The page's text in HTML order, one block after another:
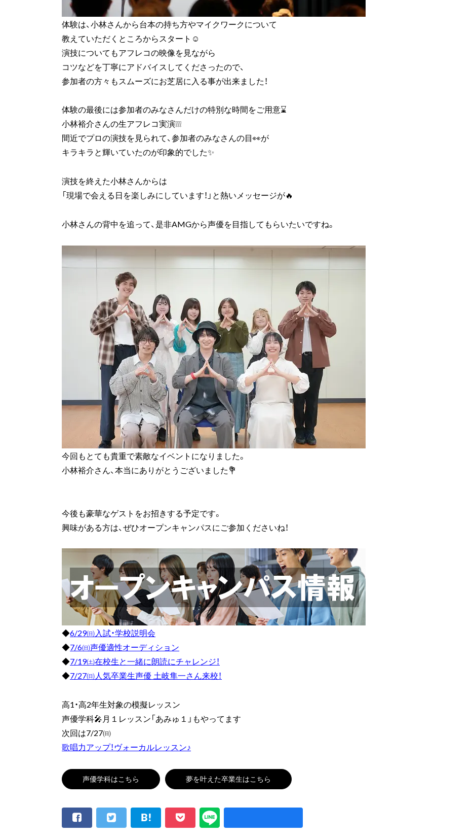
体験は、小林さんから台本の持ち方やマイクワークについて
教えていただくところからスタート☺
演技についてもアフレコの映像を見ながら
コツなどを丁寧にアドバイスしてくださったので、
参加者の方々もスムーズにお芝居に入る事が出来ました！
体験の最後には参加者のみなさんだけの特別な時間をご用意⌛
小林裕介さんの生アフレコ実演❕❕❕
間近でプロの演技を見られて、参加者のみなさんの目👀が
キラキラと輝いていたのが印象的でした✨
演技を終えた小林さんからは
「現場で会える日を楽しみにしています！」と熱いメッセージが🔥
小林さんの背中を追って、是非AMGから声優を目指してもらいたいですね。
今回もとても貴重で素敵なイベントになりました。
小林裕介さん、本当にありがとうございました💐
今後も豪華なゲストをお招きする予定です。
興味がある方は、ぜひオープンキャンパスにご参加くださいね！
◆6/29㈰入試・学校説明会
◆7/6㈰声優適性オーディション
◆7/19㈯在校生と一緒に朗読にチャレンジ！
◆7/27㈰人気卒業生声優 土岐隼一さん来校！
高1・高2年生対象の模擬レッスン
声優学科🎤月１レッスン「あみゅ１」もやってます
次回は7/27㈰
歌唱力アップ！ヴォーカルレッスン♪
声優学科はこちら 夢を叶えた卒業生はこちら